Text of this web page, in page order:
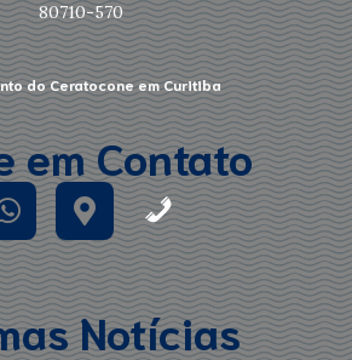
80710-570
do Ceratocone em Curitiba
em Contato
Notícias